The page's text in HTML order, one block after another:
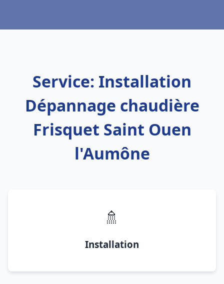
Service: Installation
Dépannage chaudière
Frisquet Saint Ouen
l'Aumône
🚿
Installation